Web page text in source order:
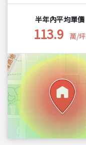
半年內平均單價
113.9 萬/坪